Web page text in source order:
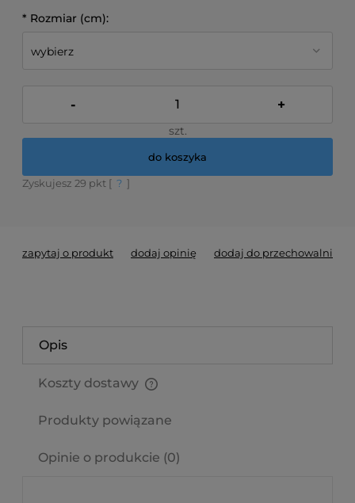
* Rozmiar (cm):
- +
szt.
do koszyka
Zyskujesz 29 pkt [ ? ]
zapytaj o produkt dodaj opinię dodaj do przechowalni
Opis
Koszty dostawy
Produkty powiązane
Opinie o produkcie (0)